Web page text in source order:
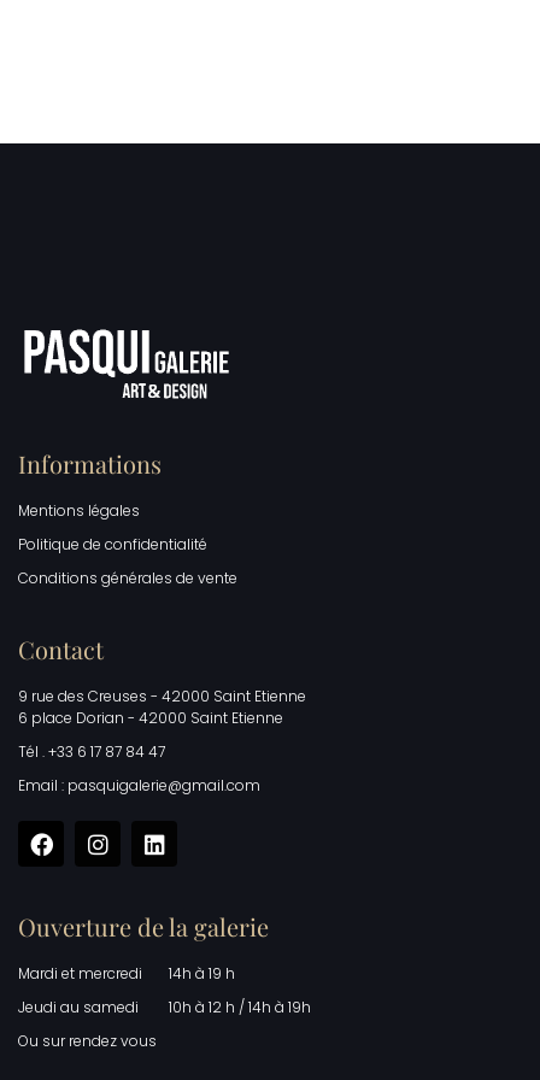
Informations
Mentions légales
Politique de confidentialité
Conditions générales de vente
Contact
9 rue des Creuses - 42000 Saint Etienne
6 place Dorian - 42000 Saint Etienne
Tél . +33 6 17 87 84 47
Email : pasquigalerie@gmail.com
Ouverture de la galerie
Mardi et mercredi
Jeudi au samedi
Ou sur rendez vous
14h à 19 h
10h à 12 h / 14h à 19h